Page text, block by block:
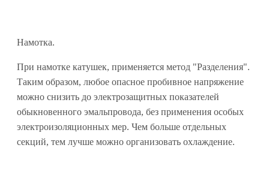
Намотка.
При намотке катушек, применяется метод "Разделения".
Таким образом, любое опасное пробивное напряжение
можно снизить до электрозащитных показателей
обыкновенного эмальпровода, без применения особых
электроизоляционных мер. Чем больше отдельных
секций, тем лучше можно организовать охлаждение.